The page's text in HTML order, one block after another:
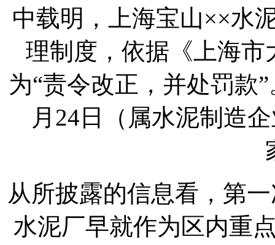
中载明，上海宝山××水
理制度，依据《上海
为“责令改正，并处罚款
月24日（属水泥制造
从所披露的信息看，第
水泥厂早就作为区内重